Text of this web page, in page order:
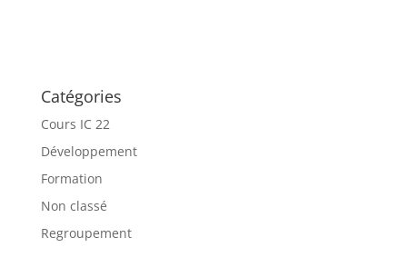
Catégories
Cours IC 22
Développement
Formation
Non classé
Regroupement